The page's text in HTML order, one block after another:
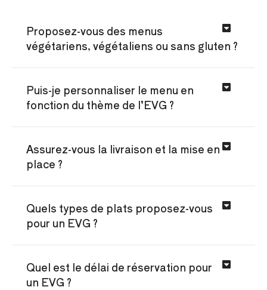
Proposez-vous des menus
végétariens, végétaliens ou sans gluten ?
Puis-je personnaliser le menu en
fonction du thème de l’EVG ?
Assurez-vous la livraison et la mise en
place ?
Quels types de plats proposez-vous
pour un EVG ?
Quel est le délai de réservation pour
un EVG ?